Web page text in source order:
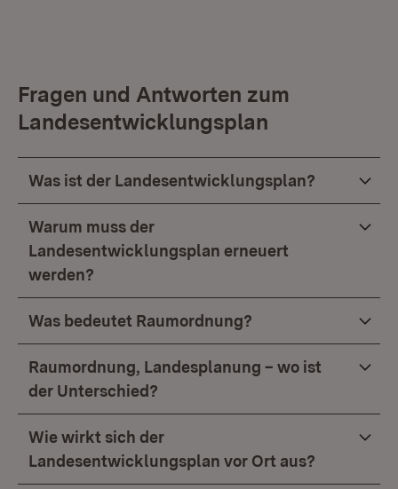
Fragen und Antworten zum
Landesentwicklungsplan
Was ist der Landesentwicklungsplan?
Warum muss der
Landesentwicklungsplan erneuert
werden?
Was bedeutet Raumordnung?
Raumordnung, Landesplanung – wo ist
der Unterschied?
Wie wirkt sich der
Landesentwicklungsplan vor Ort aus?